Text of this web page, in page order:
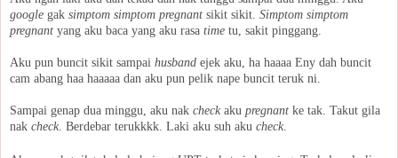
google gak simptom simptom pregnant sikit sikit. Simptom simptom
pregnant yang aku baca yang aku rasa time tu, sakit pinggang.
Aku pun buncit sikit sampai husband ejek aku, ha haaaa Eny dah buncit
cam abang haa haaaaa dan aku pun pelik nape buncit teruk ni.
Sampai genap dua minggu, aku nak checkaku pregnant ke tak. Takut gila
nak check. Berdebar terukkkk. Laki aku suh aku check.